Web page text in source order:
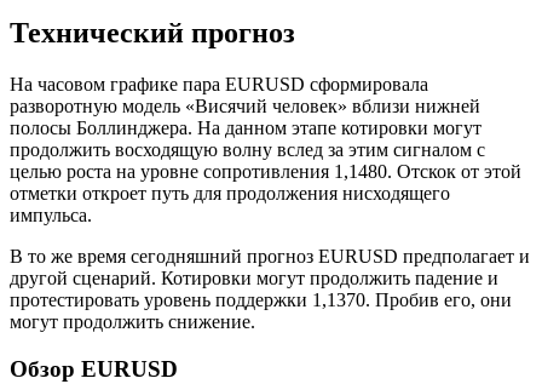
Технический прогноз
На часовом графике пара EURUSD сформировала
разворотную модель «Висячий человек» вблизи нижней
полосы Боллинджера. На данном этапе котировки могут
продолжить восходящую волну вслед за этим сигналом с
целью роста на уровне сопротивления 1,1480. Отскок от этой
отметки откроет путь для продолжения нисходящего
импульса.
В то же время сегодняшний прогноз EURUSD предполагает и
другой сценарий. Котировки могут продолжить падение и
протестировать уровень поддержки 1,1370. Пробив его, они
могут продолжить снижение.
Обзор EURUSD